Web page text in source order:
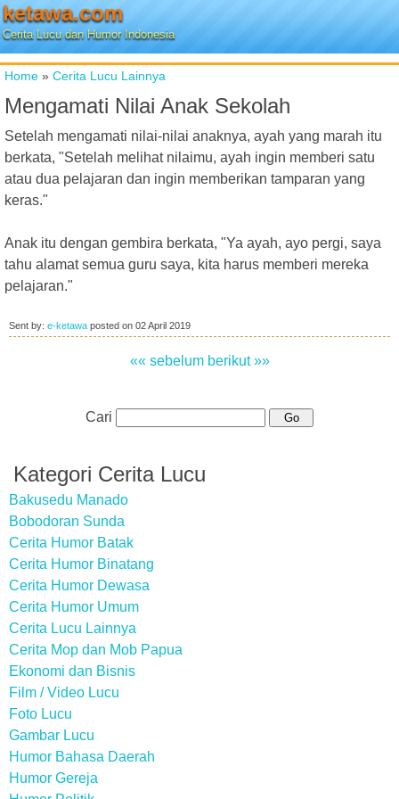
ketawa.com
Cerita Lucu dan Humor Indonesia
Home » Cerita Lucu Lainnya
Mengamati Nilai Anak Sekolah
Setelah mengamati nilai-nilai anaknya, ayah yang marah itu
berkata, "Setelah melihat nilaimu, ayah ingin memberi satu
atau dua pelajaran dan ingin memberikan tamparan yang
keras."
Anak itu dengan gembira berkata, "Ya ayah, ayo pergi, saya
tahu alamat semua guru saya, kita harus memberi mereka
pelajaran."
Sent by: e-ketawa posted on 02 April 2019
«« sebelum berikut »»
Cari
Kategori Cerita Lucu
Bakusedu Manado
Bobodoran Sunda
Cerita Humor Batak
Cerita Humor Binatang
Cerita Humor Dewasa
Cerita Humor Umum
Cerita Lucu Lainnya
Cerita Mop dan Mob Papua
Ekonomi dan Bisnis
Film / Video Lucu
Foto Lucu
Gambar Lucu
Humor Bahasa Daerah
Humor Gereja